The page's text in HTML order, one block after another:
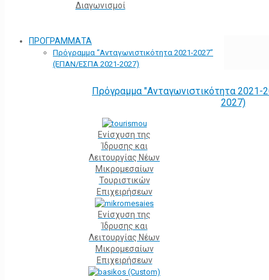
Διαγωνισμοί
ΠΡΟΓΡΑΜΜΑΤΑ
Πρόγραμμα “Ανταγωνιστικότητα 2021-2027”
(ΕΠΑΝ/ΕΣΠΑ 2021-2027)
Πρόγραμμα "Ανταγωνιστικότητα
2027)
Ενίσχυση της
Ίδρυσης και
Λειτουργίας Νέων
Μικρομεσαίων
Τουριστικών
Επιχειρήσεων
Ενίσχυση της
Ίδρυσης και
Λειτουργίας Νέων
Μικρομεσαίων
Επιχειρήσεων